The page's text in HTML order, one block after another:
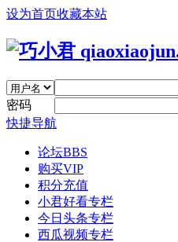
设为首页收藏本站
密码
快捷导航
论坛BBS
购买VIP
积分充值
小君好看专栏
今日头条专栏
西瓜视频专栏